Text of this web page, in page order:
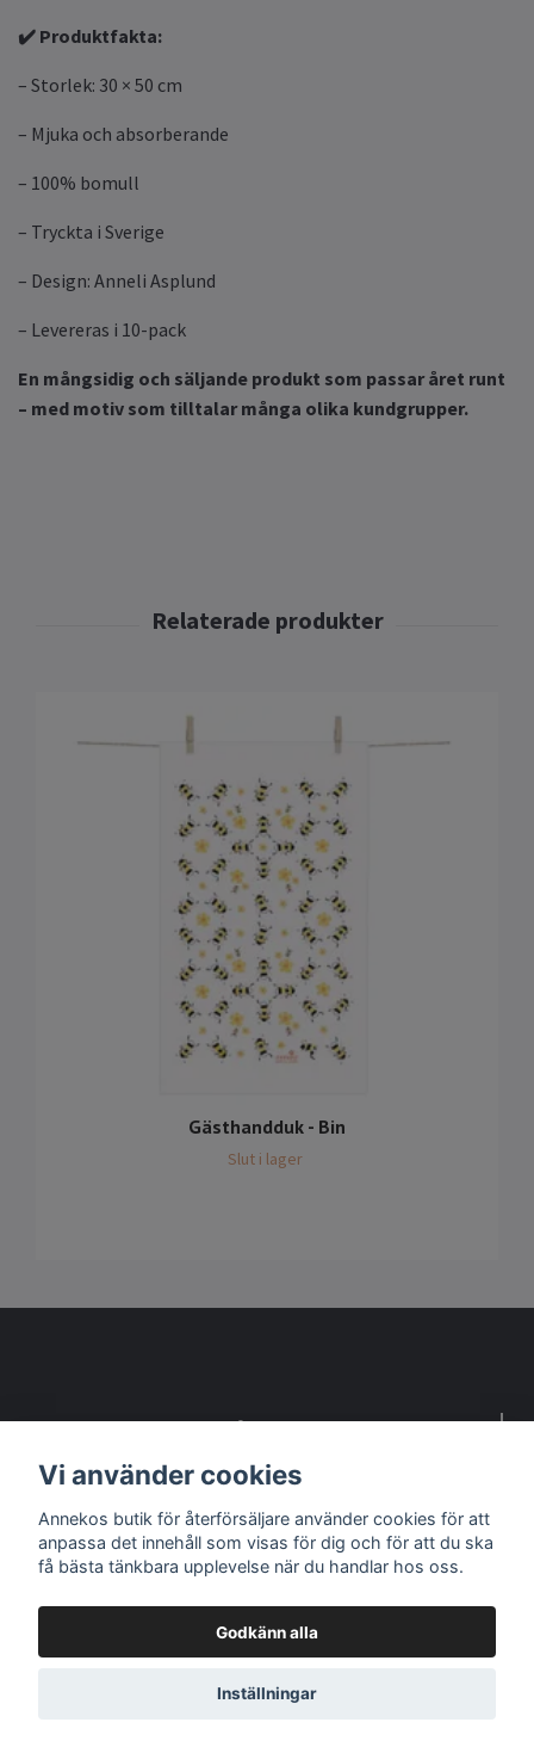
✔️ Produktfakta:
– Storlek: 30 × 50 cm
– Mjuka och absorberande
– 100% bomull
– Tryckta i Sverige
– Design: Anneli Asplund
– Levereras i 10-pack
En mångsidig och säljande produkt som passar året runt
– med motiv som tilltalar många olika kundgrupper.
Gästhandduk - Bin
Slut i lager
Detta är en webbsida för återförsäljare
Sociala medier
© 2026 B2B Anneko Design - Butik för ÅF
Vi använder cookies
Annekos butik för återförsäljare använder cookies för att
anpassa det innehåll som visas för dig och för att du ska
få bästa tänkbara upplevelse när du handlar hos oss.
Godkänn alla
Inställningar